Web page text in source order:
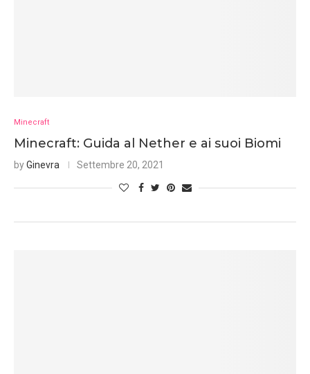
Minecraft
Minecraft: Guida al Nether e ai suoi Biomi
byGinevra Settembre 20, 2021